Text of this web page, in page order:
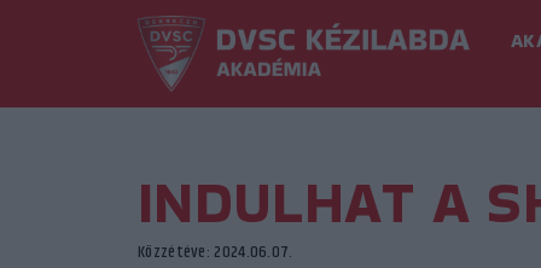
INDULHAT A
Közzétéve: 2024.06.07.